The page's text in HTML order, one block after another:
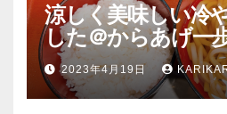
涼しく美味しい冷
した＠からあげ一
2023年4月19日